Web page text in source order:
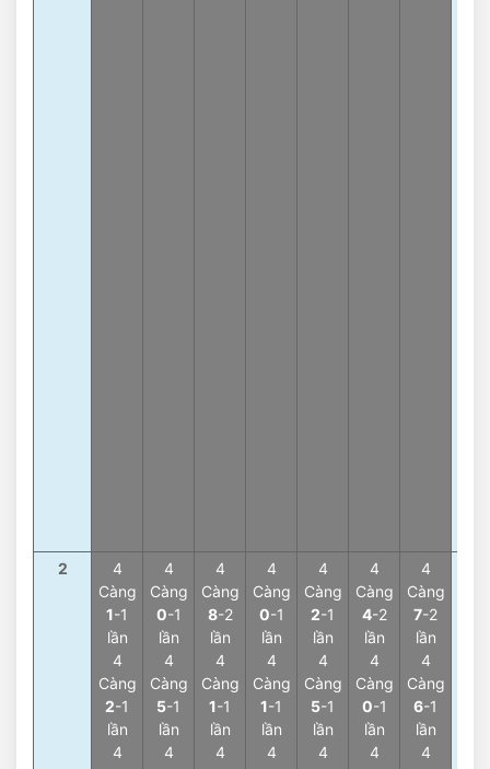
2
4
Càng
1-1
lần
4
Càng
2-1
lần
4
4
Càng
0-1
lần
4
Càng
5-1
lần
4
4
Càng
8-2
lần
4
Càng
1-1
lần
4
4
Càng
0-1
lần
4
Càng
1-1
lần
4
4
Càng
2-1
lần
4
Càng
5-1
lần
4
4
Càng
4-2
lần
4
Càng
0-1
lần
4
4
Càng
7-2
lần
4
Càng
6-1
lần
4